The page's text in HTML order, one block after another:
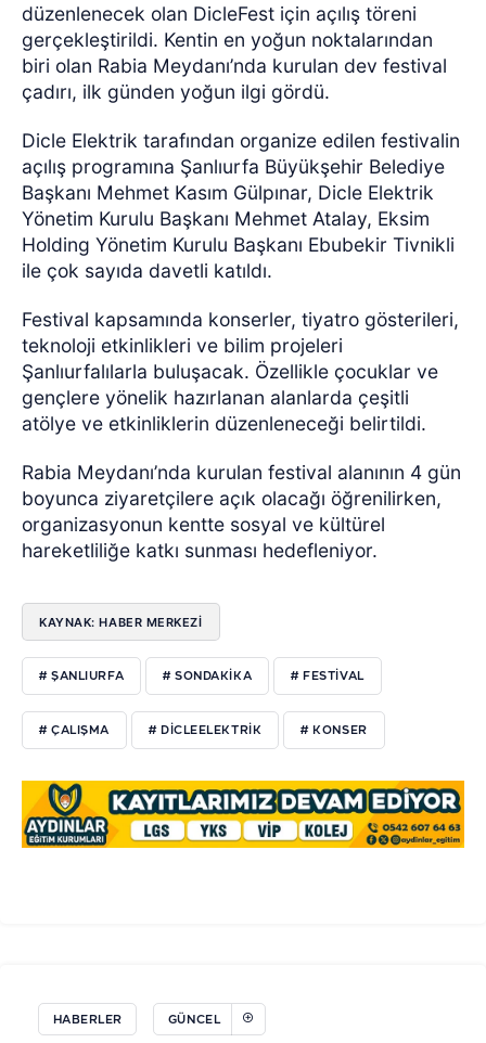
düzenlenecek olan DicleFest için açılış töreni
gerçekleştirildi. Kentin en yoğun noktalarından
biri olan Rabia Meydanı’nda kurulan dev festival
çadırı, ilk günden yoğun ilgi gördü.
Dicle Elektrik tarafından organize edilen festivalin
açılış programına Şanlıurfa Büyükşehir Belediye
Başkanı Mehmet Kasım Gülpınar, Dicle Elektrik
Yönetim Kurulu Başkanı Mehmet Atalay, Eksim
Holding Yönetim Kurulu Başkanı Ebubekir Tivnikli
ile çok sayıda davetli katıldı.
Festival kapsamında konserler, tiyatro gösterileri,
teknoloji etkinlikleri ve bilim projeleri
Şanlıurfalılarla buluşacak. Özellikle çocuklar ve
gençlere yönelik hazırlanan alanlarda çeşitli
atölye ve etkinliklerin düzenleneceği belirtildi.
Rabia Meydanı’nda kurulan festival alanının 4 gün
boyunca ziyaretçilere açık olacağı öğrenilirken,
organizasyonun kentte sosyal ve kültürel
hareketliliğe katkı sunması hedefleniyor.
KAYNAK: HABER MERKEZİ
# ŞANLIURFA # SONDAKIKA # FESTIVAL
# ÇALIŞMA # DICLEELEKTRIK # KONSER
HABERLER GÜNCEL